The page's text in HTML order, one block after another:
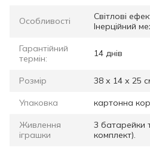
Особливості
Світлові
Інерційний
Гарантійний
термін:
14 днів
Розмір 38 х 14 х 25
Упаковка картонна
Живлення
іграшки
3 батарейки
комплект).